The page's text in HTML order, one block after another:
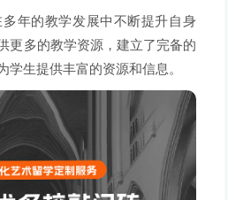
多年的教学发展中不断提升自身
更多的教学资源，建立了完备的
学生提供丰富的资源和信息。